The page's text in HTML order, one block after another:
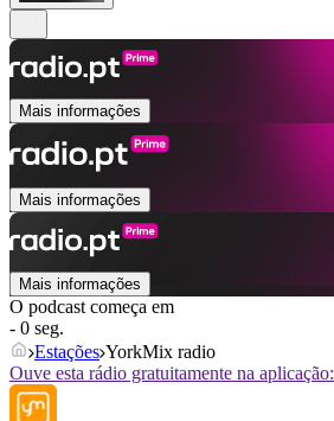
Mais informações
Mais informações
Mais informações
O podcast começa em
- 0 seg.
Estações YorkMix radio
Ouve esta rádio gratuitamente na aplicação: